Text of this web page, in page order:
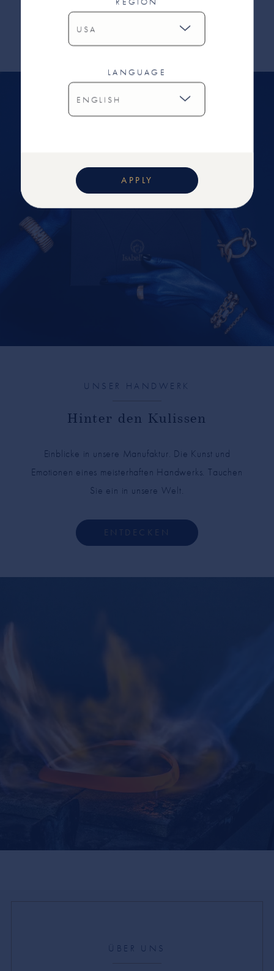
LOOKBOOK BESTELLEN
UNSER HANDWERK
Hinter den Kulissen
Einblicke in unsere Manufaktur. Die Kunst und
Emotionen eines meisterhaften Handwerks. Tauchen
Sie ein in unsere Welt.
ENTDECKEN
ÜBER UNS
LANGUAGE
APPLY